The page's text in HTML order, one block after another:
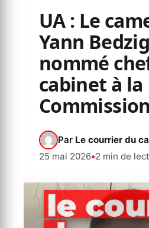
UA : Le
Yann
nommé
cabinet à la
Commission
Par Le courrier du
25 mai 2026•2 min de